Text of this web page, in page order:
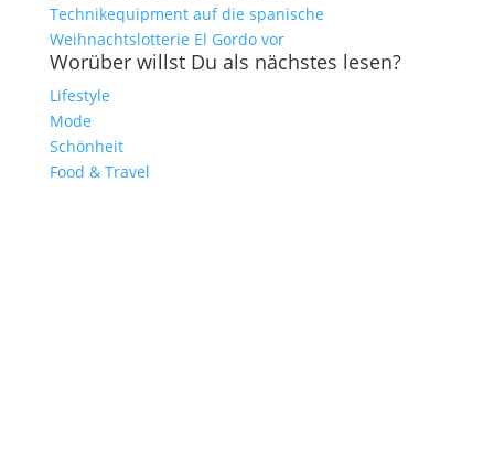
Technikequipment auf die spanische
Weihnachtslotterie El Gordo vor
Worüber willst Du als nächstes lesen?
Lifestyle
Mode
Schönheit
Food & Travel